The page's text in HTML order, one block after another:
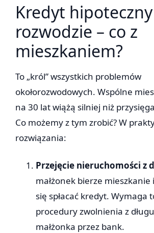
Kredyt
rozwodzie – co z
mieszkaniem?
To „król” wszystkich problemów
okołorozwodowych. Wspólne
na 30 lat wiążą silniej niż
Co możemy z tym zrobić? W
rozwiązania:
Przejęcie nieruchomości z
małżonek bierze mieszkanie
się spłacać kredyt. Wymaga
procedury zwolnienia z
małżonka przez bank.